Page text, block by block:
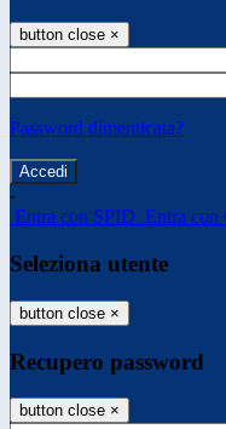
button close ×
Password dimenticata?
-
Entra con SPID Entra con
Seleziona utente
button close ×
Recupero password
button close ×